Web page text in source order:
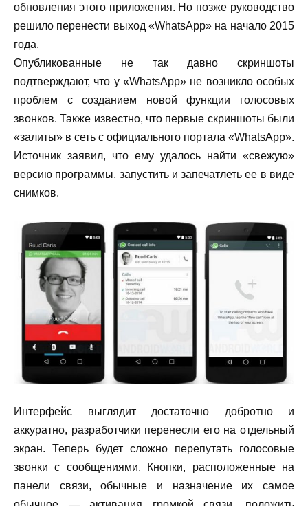
обновления этого приложения. Но позже руководство
решило перенести выход «WhatsApp» на начало 2015
года.
Опубликованные не так давно скриншоты
подтверждают, что у «WhatsApp» не возникло особых
проблем с созданием новой функции голосовых
звонков. Также известно, что первые скриншоты были
«залиты» в сеть с официального портала «WhatsApp».
Источник заявил, что ему удалось найти «свежую»
версию программы, запустить и запечатлеть ее в виде
снимков.
Интерфейс выглядит достаточно добротно и
аккуратно, разработчики перенесли его на отдельный
экран. Теперь будет сложно перепутать голосовые
звонки с сообщениями. Кнопки, расположенные на
панели связи, обычные и назначение их самое